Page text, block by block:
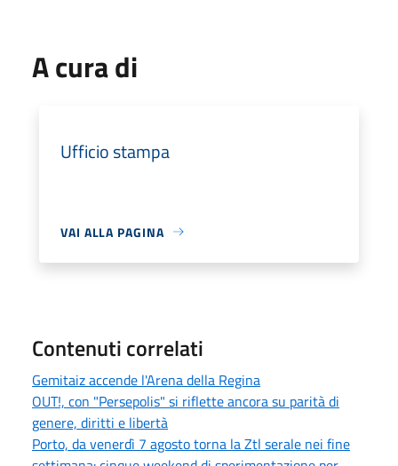
A cura di
Ufficio stampa
VAI ALLA PAGINA
Contenuti correlati
Gemitaiz accende l'Arena della Regina
OUT!, con "Persepolis" si riflette ancora su parità di
genere, diritti e libertà
Porto, da venerdì 7 agosto torna la Ztl serale nei fine